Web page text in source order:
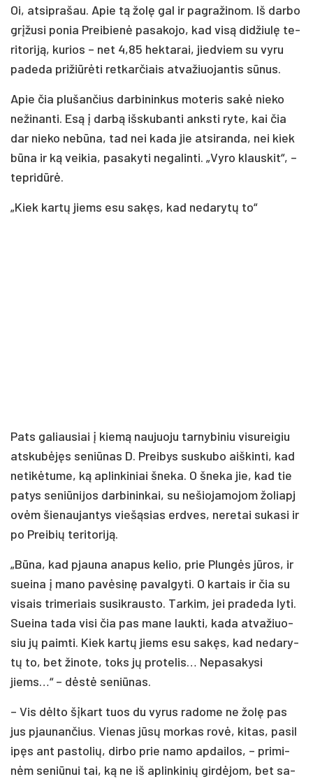
Oi, at­si­pra­šau. Apie tą žo­lę gal ir pa­gra­ži­nom. Iš dar­bo
grį­žu­si po­nia Prei­bie­nė pa­sa­ko­jo, kad vi­są di­džiu­lę te­
ri­to­ri­ją, ku­rios – net 4,85 hek­ta­rai, jied­viem su vy­ru
pa­de­da pri­žiū­rė­ti ret­kar­čiais at­va­žiuo­jan­tis sū­nus.
Apie čia plu­šan­čius dar­bi­nin­kus mo­te­ris sa­kė nie­ko
ne­ži­nan­ti. Esą į dar­bą iš­sku­ban­ti anks­ti ry­te, kai čia
dar nie­ko ne­bū­na, tad nei ka­da jie at­si­ran­da, nei kiek
bū­na ir ką vei­kia, pa­sa­ky­ti ne­ga­lin­ti. „Vy­ro klaus­kit“, –
tep­ri­dū­rė.
„Kiek kar­tų jiems esu sa­kęs, kad ne­da­ry­tų to“
Pats ga­liau­siai į kie­mą nau­juo­ju tar­ny­bi­niu vi­su­rei­giu
at­sku­bė­jęs se­niū­nas D. Prei­bys su­sku­bo aiš­kin­ti, kad
ne­ti­kė­tu­me, ką ap­lin­ki­niai šne­ka. O šne­ka jie, kad tie
pa­tys se­niū­ni­jos dar­bi­nin­kai, su ne­šio­ja­mo­jom žo­liap­j
o­vėm šie­nau­jan­tys vie­šą­sias erd­ves, ne­re­tai su­ka­si ir
po Prei­bių te­ri­to­ri­ją.
„Bū­na, kad pjau­na ana­pus ke­lio, prie Plun­gės jū­ros, ir
suei­na į ma­no pa­vė­si­nę pa­val­gy­ti. O kar­tais ir čia su
vi­sais tri­me­riais su­si­kraus­to. Tar­kim, jei pra­de­da ly­ti.
Suei­na ta­da vi­si čia pas ma­ne lauk­ti, ka­da at­va­žiuo­
siu jų paim­ti. Kiek kar­tų jiems esu sa­kęs, kad ne­da­ry­
tų to, bet ži­no­te, toks jų pro­te­lis… Ne­pa­sa­ky­si
jiems…“ – dės­tė se­niū­nas.
– Vis dėl­to šį­kart tuos du vy­rus ra­do­me ne žo­lę pas
jus pjau­nan­čius. Vie­nas jū­sų mor­kas ro­vė, ki­tas, pa­si­l
i­pęs ant pa­sto­lių, dir­bo prie na­mo ap­dai­los, – pri­mi­
nėm se­niū­nui tai, ką ne iš ap­lin­ki­nių gir­dė­jom, bet sa­